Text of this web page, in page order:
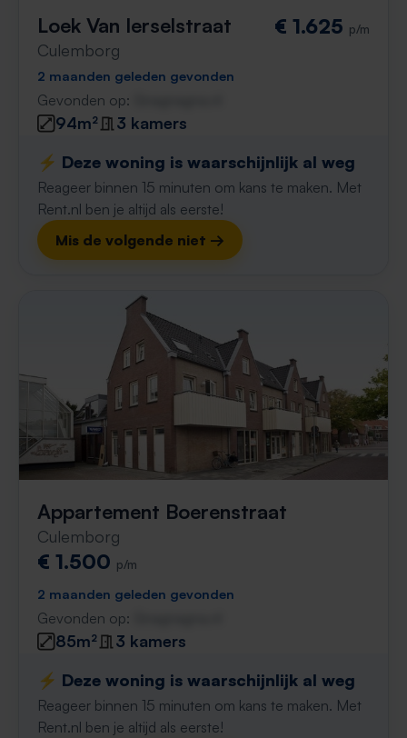
Loek Van Ierselstraat
Culemborg
€ 1.625 p/m
2 maanden geleden gevonden
Gevonden op:
94m²
3 kamers
⚡️ Deze woning is waarschijnlijk al weg
Reageer binnen 15 minuten om kans te maken. Met
Rent.nl ben je altijd als eerste!
Mis de volgende niet →
Appartement Boerenstraat
Culemborg
€ 1.500 p/m
2 maanden geleden gevonden
Gevonden op:
85m²
3 kamers
⚡️ Deze woning is waarschijnlijk al weg
Reageer binnen 15 minuten om kans te maken. Met
Rent.nl ben je altijd als eerste!